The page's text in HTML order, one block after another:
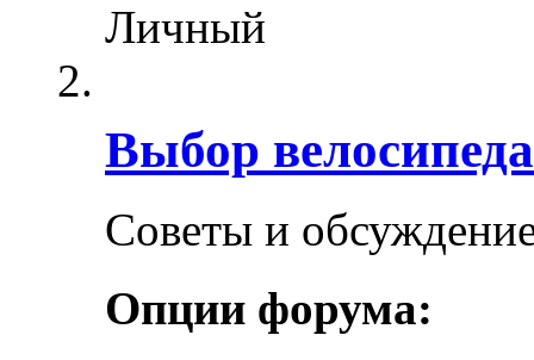
Личный
Выбор велосипеда
Советы и
Опции форума: